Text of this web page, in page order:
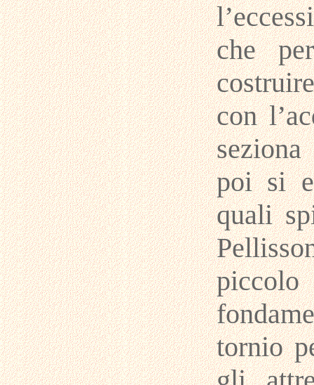
che
con
poi si
quali
piccolo
tornio